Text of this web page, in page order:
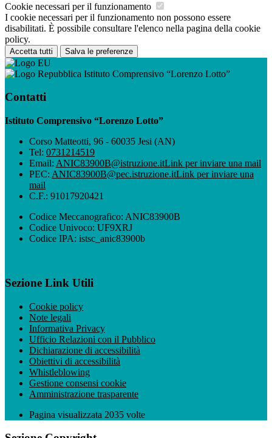
Cookie necessari per il funzionamento
I cookie necessari per il funzionamento non possono essere
disabilitati. È possibile consultare l'elenco nella pagina della cookie
policy.
Accetta tutti Salva le preferenze
Istituto Comprensivo “Lorenzo Lotto”
Contatti
Istituto Comprensivo “Lorenzo Lotto”
Corso Matteotti, 96 - 60035 Jesi (AN)
Tel: 0731214519
Email: ANIC83900B@istruzione.itLink per inviare una mail
PEC: ANIC83900B@pec.istruzione.itLink per inviare una
mail
C.F.: 91017920421
Codice Meccanografico: ANIC83900B
Codice Univoco: UF9XRJ
Codice IPA: istsc_anic83900b
Sezione Link Utili
Cookie policy
Note legali
Informativa Privacy
Ufficio Relazioni con il Pubblico
Dichiarazione di accessibilità
Obiettivi di accessibilità
Whistleblowing
Gestione consensi cookie
Amministrazione trasparente
Pagina visualizzata 2035 volte